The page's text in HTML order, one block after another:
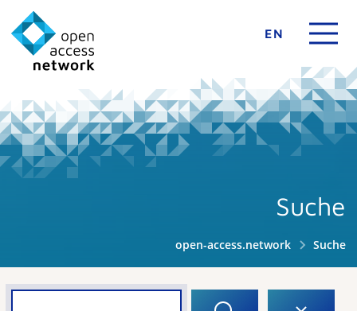
EN
Suche
open-access.network Suche